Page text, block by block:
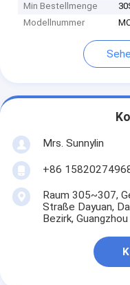
Min Bestellmenge
Modellnummer
Mrs. Sunnylin
+86
Raum 305~307,
Straße Dayuan,
Bezirk, Guangzhou